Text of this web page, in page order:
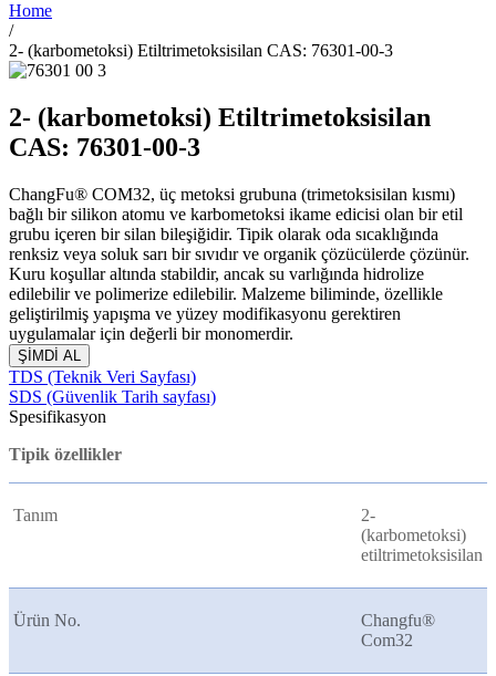
Home
/
2- (karbometoksi) Etiltrimetoksisilan CAS: 76301-00-3
2- (karbometoksi) Etiltrimetoksisilan
CAS: 76301-00-3
ChangFu® COM32, üç metoksi grubuna (trimetoksisilan kısmı)
bağlı bir silikon atomu ve karbometoksi ikame edicisi olan bir etil
grubu içeren bir silan bileşiğidir. Tipik olarak oda sıcaklığında
renksiz veya soluk sarı bir sıvıdır ve organik çözücülerde çözünür.
Kuru koşullar altında stabildir, ancak su varlığında hidrolize
edilebilir ve polimerize edilebilir. Malzeme biliminde, özellikle
geliştirilmiş yapışma ve yüzey modifikasyonu gerektiren
uygulamalar için değerli bir monomerdir.
ŞİMDİ AL
TDS (Teknik Veri Sayfası)
SDS (Güvenlik Tarih sayfası)
Spesifikasyon
Tipik özellikler
Tanım
2-
(karbometoksi)
etiltrimetoksisilan
Ürün No.
Changfu®
Com32